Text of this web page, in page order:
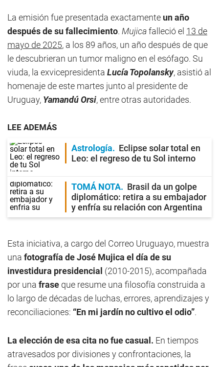
La emisión fue presentada exactamente un año
después de su fallecimiento. Mujicafalleció el 13 de
mayo de 2025, a los 89 años, un año después de que
le descubrieran un tumor maligno en el esófago. Su
viuda, la exvicepresidenta Lucía Topolansky, asistió al
homenaje de este martes junto al presidente de
Uruguay, Yamandú Orsi, entre otras autoridades.
LEE ADEMÁS
Astrología
Eclipse solar total en
Leo: el regreso de tu Sol interno
TOMÁ NOTA
Brasil da un golpe
diplomático: retira a su embajador
y enfría su relación con Argentina
Esta iniciativa, a cargo del Correo Uruguayo, muestra
una fotografía de José Mujica el día de su
investidura presidencial (2010-2015), acompañada
por una frase que resume una filosofía construida a
lo largo de décadas de luchas, errores, aprendizajes y
reconciliaciones: “En mi jardín no cultivo el odio”.
La elección de esa cita no fue casual. En tiempos
atravesados por divisiones y confrontaciones, la